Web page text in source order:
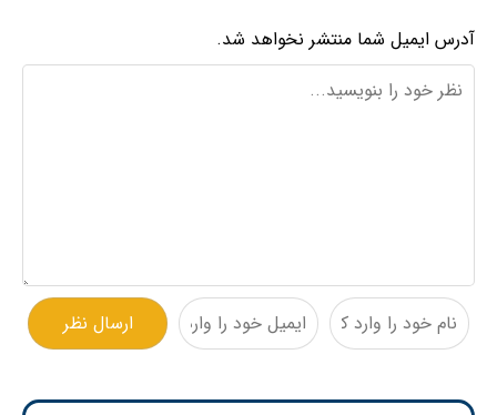
آدرس ایمیل شما منتشر نخواهد شد.